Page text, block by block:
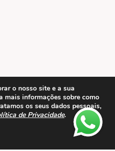
o nosso site e a sua
mais informações sobre como
os seus dados pessoais,
de Privacidade.